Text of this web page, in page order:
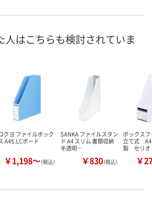
8月11日（火）
カゴへ
人はこちらも検討されていま
クヨ ファイルボック
A4S.LCボード
￥1,198～（税込）
SANKA ファイルスタン
ド A4 スリム 書類収納
半透明…
￥830（税込）
ボックス
立て式
製 セリオ
￥